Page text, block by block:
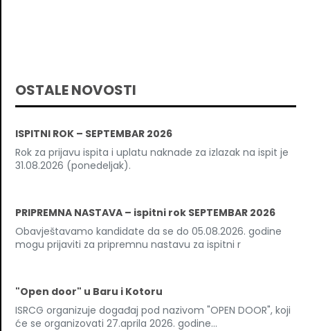
OSTALE NOVOSTI
ISPITNI ROK – SEPTEMBAR 2026
Rok za prijavu ispita i uplatu naknade za izlazak na ispit je
31.08.2026 (ponedeljak).
PRIPREMNA NASTAVA – ispitni rok SEPTEMBAR 2026
Obavještavamo kandidate da se do 05.08.2026. godine
mogu prijaviti za pripremnu nastavu za ispitni r
"Open door" u Baru i Kotoru
ISRCG organizuje događaj pod nazivom "OPEN DOOR", koji
će se organizovati 27.aprila 2026. godine...